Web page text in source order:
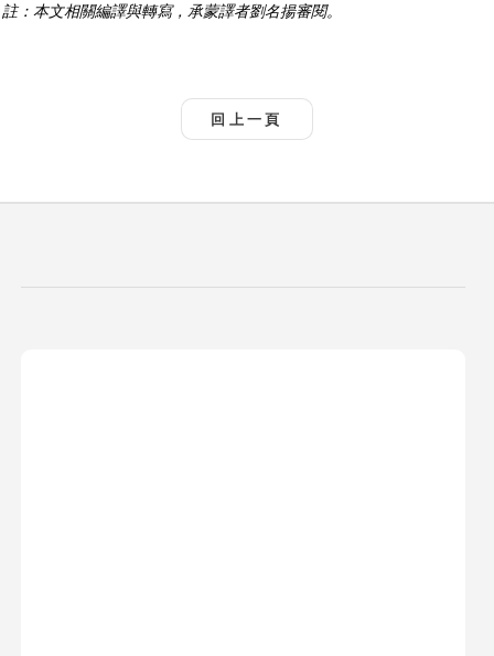
註：本文相關編譯與轉寫，承蒙譯者劉名揚審閱。